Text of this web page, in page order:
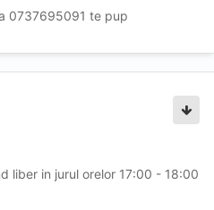
0737695091 te pup
liber in jurul orelor 17:00 - 18:00